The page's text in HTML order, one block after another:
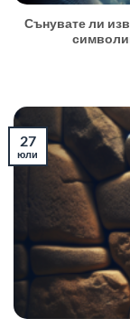
Сънувате ли
27
юли